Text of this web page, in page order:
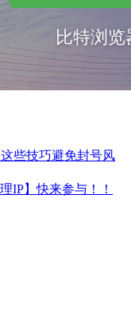
比特浏览
些技巧避免封号风
IP】快来参与！！